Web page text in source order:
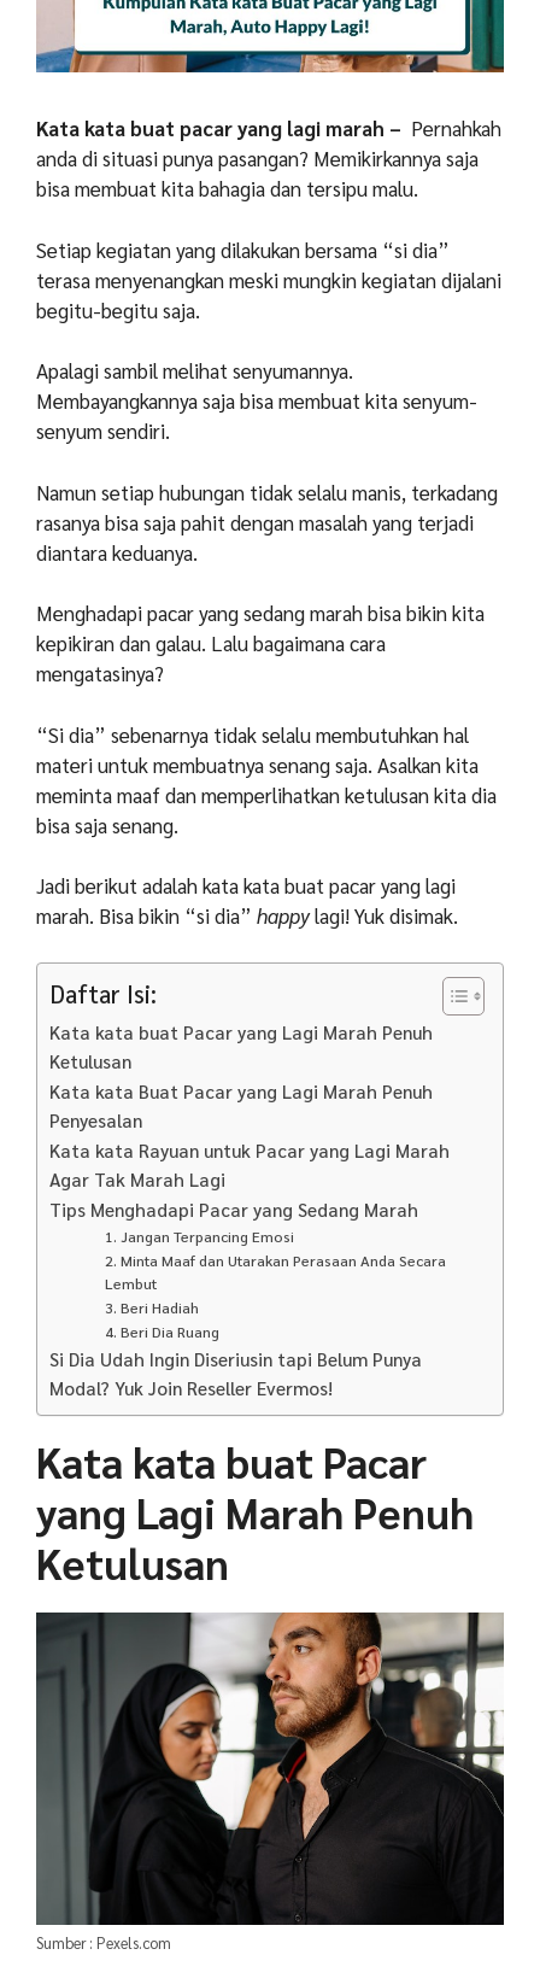
Kata kata buat pacar yang lagi marah – Pernahkah
anda di situasi punya pasangan? Memikirkannya saja
bisa membuat kita bahagia dan tersipu malu.
Setiap kegiatan yang dilakukan bersama “si dia”
terasa menyenangkan meski mungkin kegiatan dijalani
begitu-begitu saja.
Apalagi sambil melihat senyumannya.
Membayangkannya saja bisa membuat kita senyum-
senyum sendiri.
Namun setiap hubungan tidak selalu manis, terkadang
rasanya bisa saja pahit dengan masalah yang terjadi
diantara keduanya.
Menghadapi pacar yang sedang marah bisa bikin kita
kepikiran dan galau. Lalu bagaimana cara
mengatasinya?
“Si dia” sebenarnya tidak selalu membutuhkan hal
materi untuk membuatnya senang saja. Asalkan kita
meminta maaf dan memperlihatkan ketulusan kita dia
bisa saja senang.
Jadi berikut adalah kata kata buat pacar yang lagi
marah. Bisa bikin “si dia” happylagi! Yuk disimak.
Daftar Isi:
Kata kata buat Pacar yang Lagi Marah Penuh
Ketulusan
Kata kata Buat Pacar yang Lagi Marah Penuh
Penyesalan
Kata kata Rayuan untuk Pacar yang Lagi Marah
Agar Tak Marah Lagi
Tips Menghadapi Pacar yang Sedang Marah
1. Jangan Terpancing Emosi
2. Minta Maaf dan Utarakan Perasaan Anda Secara
Lembut
3. Beri Hadiah
4. Beri Dia Ruang
Si Dia Udah Ingin Diseriusin tapi Belum Punya
Modal? Yuk Join Reseller Evermos!
Kata kata buat Pacar
yang Lagi Marah Penuh
Ketulusan
Sumber : Pexels.com